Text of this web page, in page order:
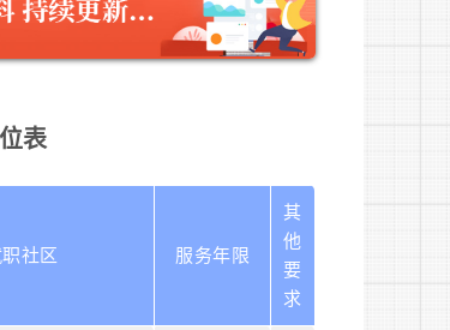
表
社区 服务年限
其
他
要
求